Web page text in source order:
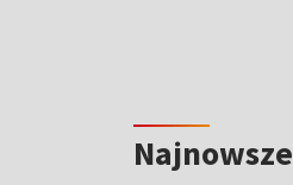
Najnowsze